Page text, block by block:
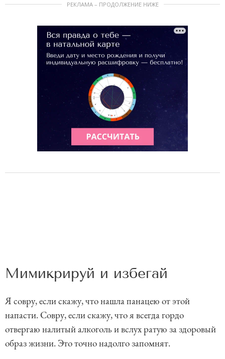
РЕКЛАМА – ПРОДОЛЖЕНИЕ НИЖЕ
Мимикрируй и избегай
Я совру, если скажу, что нашла панацею от этой
напасти. Совру, если скажу, что я всегда гордо
отвергаю налитый алкоголь и вслух ратую за здоровый
образ жизни. Это точно надолго запомнят.